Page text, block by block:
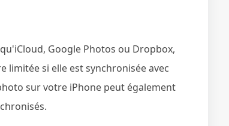
Google Photos ou Dropbox,
si elle est synchronisée avec
sur votre iPhone peut également